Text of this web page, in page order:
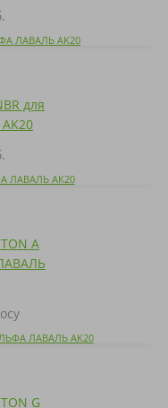
ЛАВАЛЬ AK20
ЛАВАЛЬ AK20
ЛАВАЛЬ AK20